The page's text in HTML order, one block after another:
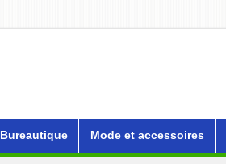
Bureautique Mode et accessoires